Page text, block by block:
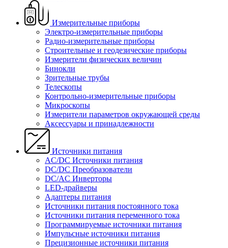
Измерительные приборы
Электро-измерительные приборы
Радио-измерительные приборы
Строительные и геодезические приборы
Измерители физических величин
Бинокли
Зрительные трубы
Телескопы
Контрольно-измерительные приборы
Микроскопы
Измерители параметров окружающей среды
Аксессуары и принадлежности
Источники питания
AC/DC Источники питания
DC/DC Преобразователи
DC/AC Инверторы
LED-драйверы
Адаптеры питания
Источники питания постоянного тока
Источники питания переменного тока
Программируемые источники питания
Импульсные источники питания
Прецизионные источники питания